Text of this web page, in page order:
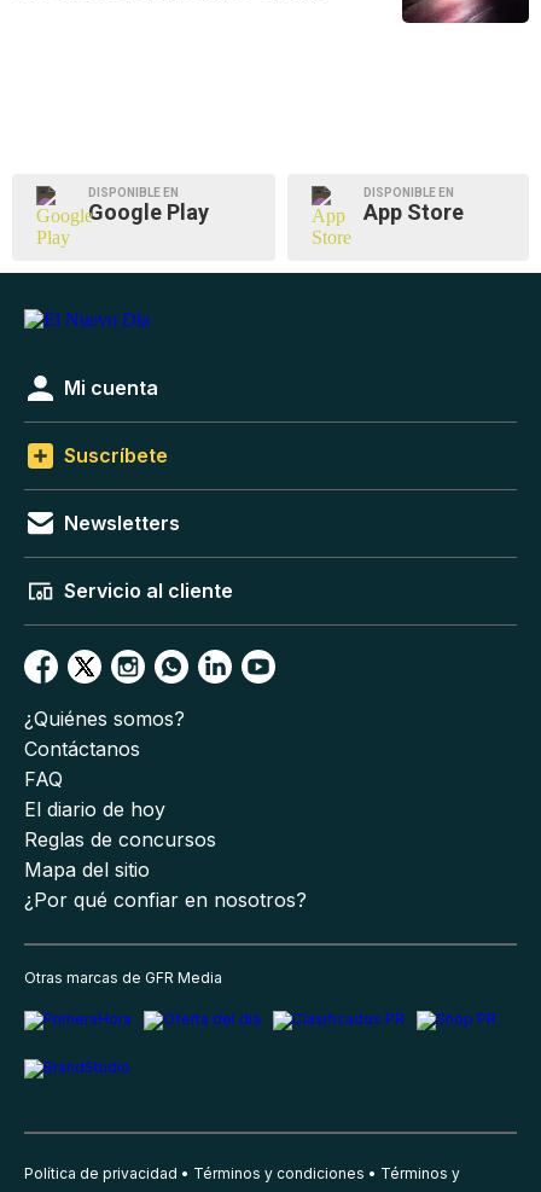
DISPONIBLE EN
Google Play
DISPONIBLE EN
App Store
Mi cuenta
Suscríbete
Newsletters
Servicio al cliente
¿Quiénes somos?
Contáctanos
FAQ
El diario de hoy
Reglas de concursos
Mapa del sitio
¿Por qué confiar en nosotros?
Otras marcas de GFR Media
Política de privacidad Términos y condiciones Términos y